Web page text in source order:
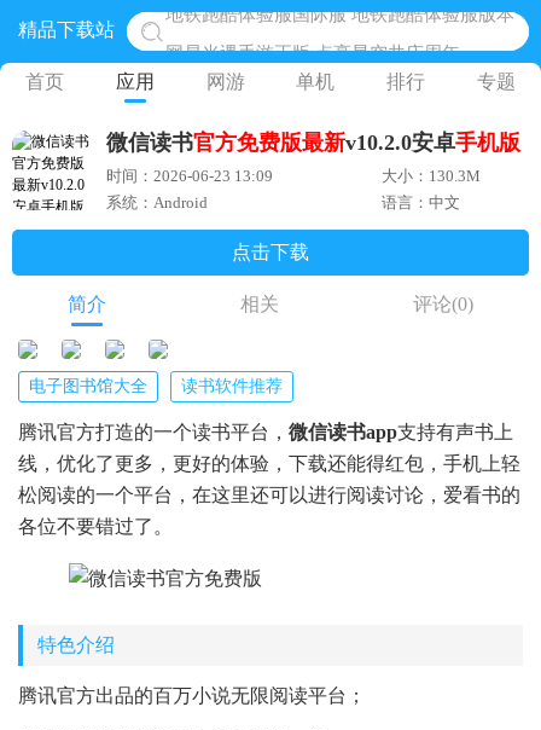
精品下载站
黎明觉醒生机腾讯正版 黎明觉醒生机国际服
奥特曼王者传奇 正版奥特曼游戏
地铁跑酷体验服国际服 地铁跑酷体验服版本
首页 应用 网游 单机 排行 专题
微信读书官方免费版最新v10.2.0安卓手机版
时间：2026-06-23 13:09
大小：130.3M
系统：Android
语言：中文
点击下载
简介 相关 评论(0)
电子图书馆大全 读书软件推荐
腾讯官方打造的一个读书平台， 微信读书app支持有声书上
线，优化了更多，更好的体验，下载还能得红包，手机上轻
松阅读的一个平台，在这里还可以进行阅读讨论，爱看书的
各位不要错过了。
特色介绍
腾讯官方出品的百万小说无限阅读平台；